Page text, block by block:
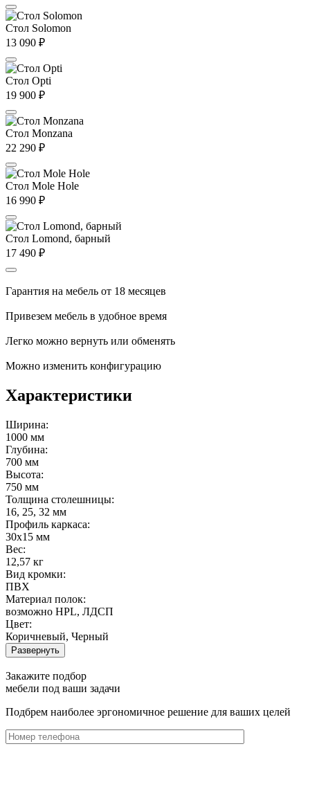
Стол Solomon
13 090 ₽
Стол Opti
19 900 ₽
Стол Monzana
22 290 ₽
Стол Mole Hole
16 990 ₽
Стол Lomond, барный
17 490 ₽
Гарантия на мебель от 18 месяцев
Привезем мебель в удобное время
Легко можно вернуть или обменять
Можно изменить конфигурацию
Характеристики
Ширина:
1000 мм
Глубина:
700 мм
Высота:
750 мм
Толщина столешницы:
16, 25, 32 мм
Профиль каркаса:
30х15 мм
Вес:
12,57 кг
Вид кромки:
ПВХ
Материал полок:
возможно HPL, ЛДСП
Цвет:
Коричневый, Черный
Развернуть
Закажите подбор
мебели под ваши задачи
Подбрем наиболее эргономичное решение для ваших целей